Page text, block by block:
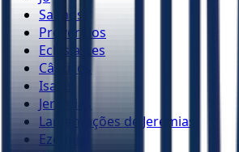
Salmos
Provérbios
Eclesiastes
Cânticos
Isaías
Jeremias
Lamentações de Jeremias
Ezequiel